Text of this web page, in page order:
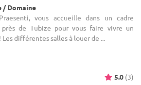
/ Domaine
vous accueille dans un cadre
près de Tubize pour vous faire vivre un
différentes salles à louer de ...
5.0 (3)